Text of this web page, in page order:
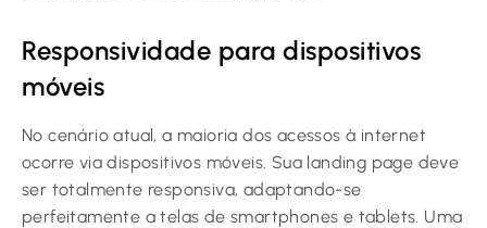
Responsividade para dispositivos
móveis
No cenário atual, a maioria dos acessos à internet
ocorre via dispositivos móveis. Sua landing page deve
ser totalmente responsiva, adaptando-se
perfeitamente a telas de smartphones e tablets. Uma